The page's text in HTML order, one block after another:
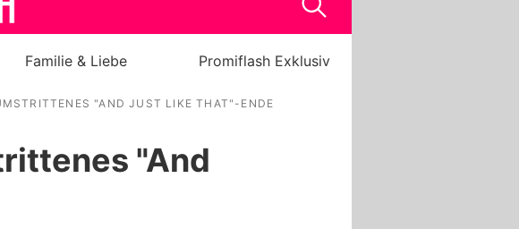
Familie & Liebe Promiflash Exklusiv
"AND JUST LIKE THAT"-ENDE
"And